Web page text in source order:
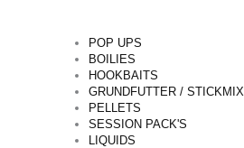
POP UPS
BOILIES
HOOKBAITS
GRUNDFUTTER / STICKMIX
PELLETS
SESSION PACK'S
LIQUIDS